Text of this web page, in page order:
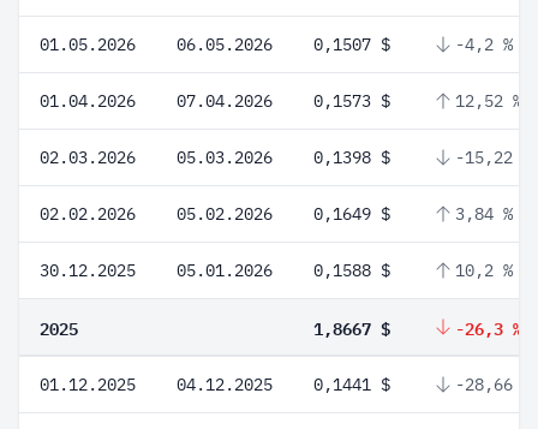
01.05.2026 06.05.2026 0,1507 $ -4,2 %
01.04.2026 07.04.2026 0,1573 $ 12,52 %
02.03.2026 05.03.2026 0,1398 $ -15,22 %
02.02.2026 05.02.2026 0,1649 $ 3,84 %
30.12.2025 05.01.2026 0,1588 $ 10,2 %
2025 1,8667 $ -26,3 %
01.12.2025 04.12.2025 0,1441 $ -28,66 %